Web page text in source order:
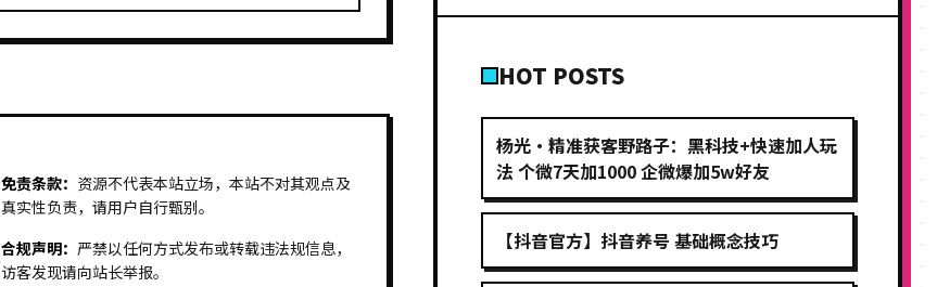
免责条款： 资源不代表本站立场，本站不对其观点及
真实性负责，请用户自行甄别。
合规声明： 严禁以任何方式发布或转载违法规信息，
访客发现请向站长举报。
HOT POSTS
杨光·精准获客野路子：黑科技+快速加人玩
法 个微7天加1000 企微爆加5w好友
【抖音官方】抖音养号 基础概念技巧